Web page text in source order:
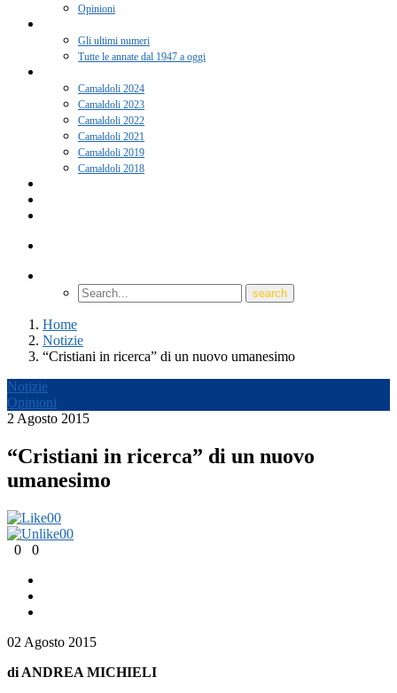
Opinioni
Gli ultimi numeri
Tutte le annate dal 1947 a oggi
Camaldoli 2024
Camaldoli 2023
Camaldoli 2022
Camaldoli 2021
Camaldoli 2019
Camaldoli 2018
Home
Notizie
“Cristiani in ricerca” di un nuovo umanesimo
Notizie
Opinioni
2 Agosto 2015
“Cristiani in ricerca” di un nuovo
umanesimo
00
00
0
0
02 Agosto 2015
di ANDREA MICHIELI